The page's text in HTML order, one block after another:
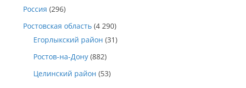
Россия (296)
Ростовская область (4 290)
Егорлыкский район (31)
Ростов-на-Дону (882)
Целинский район (53)